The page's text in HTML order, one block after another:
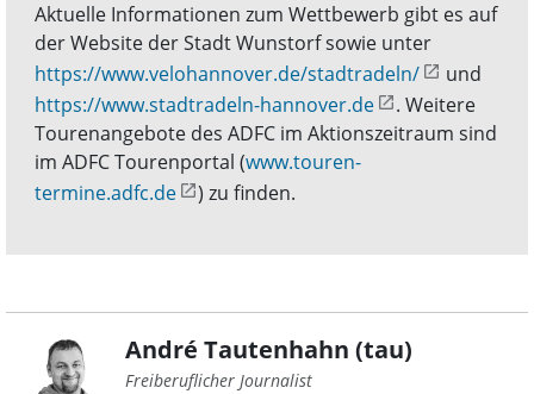
Aktuelle Informationen zum Wettbewerb gibt es auf
der Website der Stadt Wunstorf sowie unter
https://www.velohannover.de/stadtradeln/
und
https://www.stadtradeln-hannover.de
. Weitere
Tourenangebote des ADFC im Aktionszeitraum sind
im ADFC Tourenportal (www.touren-
termine.adfc.de
) zu finden.
André Tautenhahn (tau)
Freiberuflicher Journalist